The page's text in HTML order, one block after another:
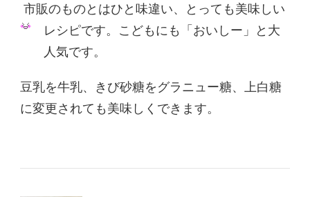
市販のものとはひと味違い、とっても美味しい
レシピです。こどもにも「おいしー ​」と大
人気です。
豆乳を牛乳、きび砂糖をグラニュー糖、上白糖
に変更されても美味しくできます。